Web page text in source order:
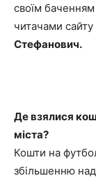
своїм
читачами
Стефанович.
Де взялися
міста?
Кошти на
збільшенню